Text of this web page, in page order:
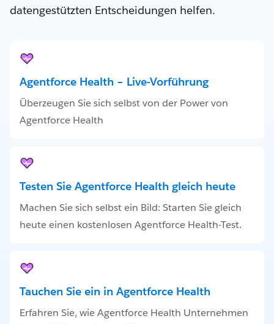
datengestützten Entscheidungen helfen.
Agentforce Health – Live-Vorführung
Überzeugen Sie sich selbst von der Power von
Agentforce Health
Testen Sie Agentforce Health gleich heute
Machen Sie sich selbst ein Bild: Starten Sie gleich
heute einen kostenlosen Agentforce Health-Test.
Tauchen Sie ein in Agentforce Health
Erfahren Sie, wie Agentforce Health Unternehmen